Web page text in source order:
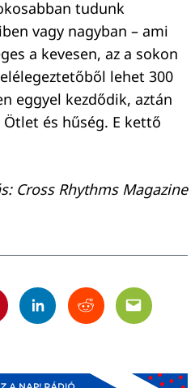
tudunk
vagy nagyban – ami
a kevesen, az a sokon
lehet 300
eggyel kezdődik, aztán
és hűség. E kettő
Cross Rhythms Magazine
LinkedinRedditEmail